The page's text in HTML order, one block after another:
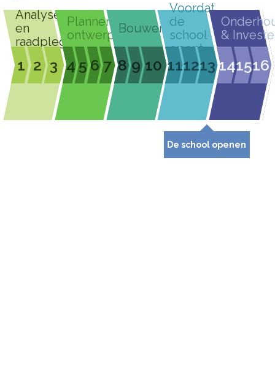
Analyseren
en
raadplegen
1 2 3
Plannen &
ontwerpen
4 567
Bouwen
8 9 10
Voordat
de
school
opent
111213
De school openen
&
141516